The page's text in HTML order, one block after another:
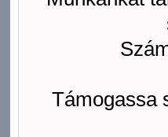
Támogassa